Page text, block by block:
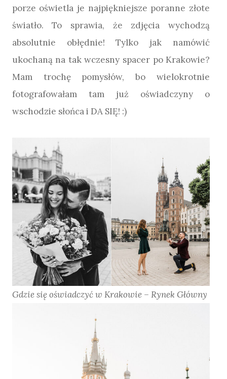
porze oświetla je najpiękniejsze poranne złote
światło. To sprawia, że zdjęcia wychodzą
absolutnie obłędnie! Tylko jak namówić
ukochaną na tak wczesny spacer po Krakowie?
Mam trochę pomysłów, bo wielokrotnie
fotografowałam tam już oświadczyny o
wschodzie słońca i DA SIĘ! :)
Gdzie się oświadczyć w Krakowie – Rynek Główny